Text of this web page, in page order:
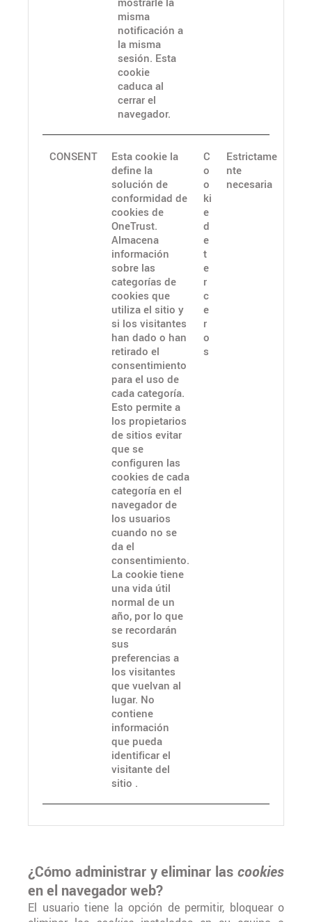
misma
notificación a
la misma
sesión. Esta
cookie
caduca al
cerrar el
navegador.
CONSENT
Esta cookie la
define la
solución de
conformidad de
cookies de
OneTrust.
Almacena
información
sobre las
categorías de
cookies que
utiliza el sitio y
si los visitantes
han dado o han
retirado el
consentimiento
para el uso de
cada categoría.
Esto permite a
los propietarios
de sitios evitar
que se
configuren las
cookies de cada
categoría en el
navegador de
los usuarios
cuando no se
da el
consentimiento.
La cookie tiene
una vida útil
normal de un
año, por lo que
se recordarán
sus
preferencias a
los visitantes
que vuelvan al
lugar. No
contiene
información
que pueda
identificar el
visitante del
sitio .
C
o
o
ki
e
d
e
t
e
r
c
e
r
o
s
Estrictame
nte
necesaria
¿Cómo administrar y eliminar las cookies
en el navegador web?
El usuario tiene la opción de permitir, bloquear o